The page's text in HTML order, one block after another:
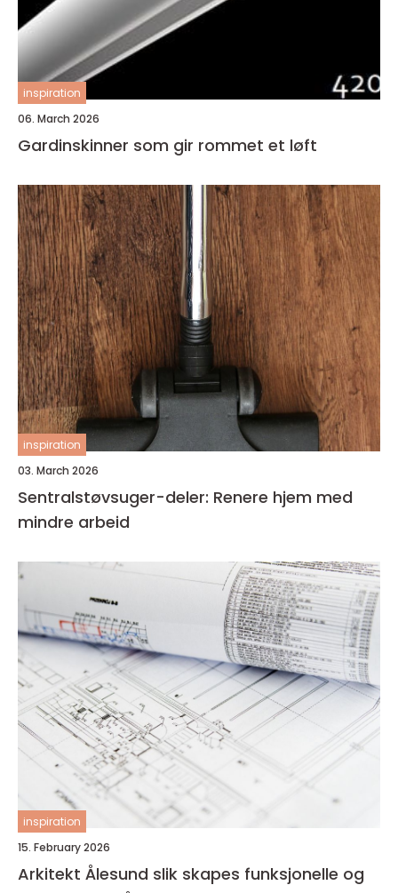
inspiration
06. March 2026
Gardinskinner som gir rommet et løft
inspiration
03. March 2026
Sentralstøvsuger-deler: Renere hjem med
mindre arbeid
inspiration
15. February 2026
Arkitekt Ålesund slik skapes funksjonelle og